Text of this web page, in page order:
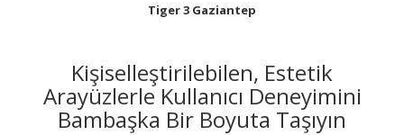
Tiger 3 Gaziantep
Kişiselleştirilebilen, Estetik
Arayüzlerle Kullanıcı Deneyimini
Bambaşka Bir Boyuta Taşıyın